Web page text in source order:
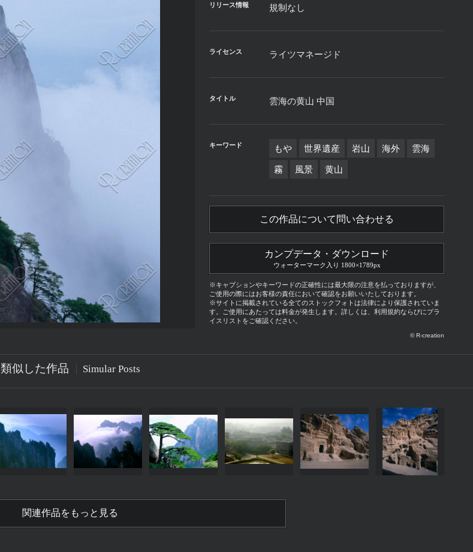
リリース情報 規制なし
ライセンス ライツマネージド
タイトル 雲海の黄山 中国
キーワード もや 世界遺産 岩山 海外 雲海
霧 風景 黄山
この作品について問い合わせる
カンプデータ・ダウンロード
ウォーターマーク入り 1800×1789px
※キャプションやキーワードの正確性には最大限の注意を払っておりますが、
ご使用の際にはお客様の責任において確認をお願いいたしております。
※サイトに掲載されている全てのストックフォトは法律により保護されていま
す。ご使用にあたっては料金が発生します。詳しくは、利用規約ならびにプラ
イスリストをご確認ください。
© R-creation
類似した作品 Simular Posts
関連作品をもっと見る